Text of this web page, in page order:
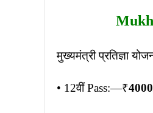
मुख्यमंत्री प्रतिज्ञा
• 12वीं Pass:—₹